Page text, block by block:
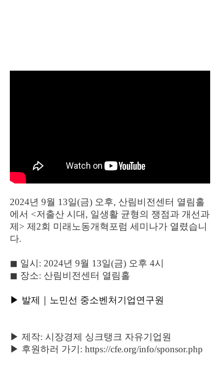
2024년 9월 13일(금) 오후, 산림비전센터 열림홀
에서 <저출산 시대, 일생활 균형의 쟁점과 개선과
제> 제2회 미래노동개혁포럼 세미나가 열렸습니
다.
◼︎ 일시: 2024년 9월 13일(금) 오후 4시
◼︎ 장소: 산림비전센터 열림홀
▶ 발제 ｜노민선 중소벤처기업연구원
▶ 제작: 시장경제 싱크탱크 자유기업원
▶ 후원하러 가기: https://cfe.org/info/sponsor.php